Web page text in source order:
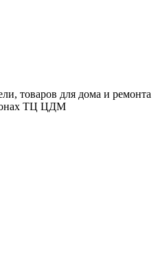
товаров для дома и ремонта
ТЦ ЦДМ